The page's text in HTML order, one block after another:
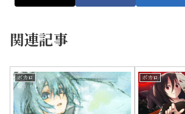
関連記事
ボカロ ボカロ